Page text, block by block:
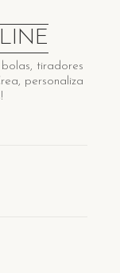
tiradores
personaliza